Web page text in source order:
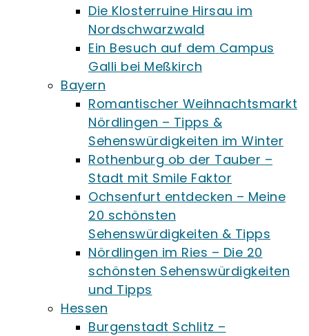
Die Klosterruine Hirsau im
Nordschwarzwald
Ein Besuch auf dem Campus
Galli bei Meßkirch
Bayern
Romantischer Weihnachtsmarkt
Nördlingen – Tipps &
Sehenswürdigkeiten im Winter
Rothenburg ob der Tauber –
Stadt mit Smile Faktor
Ochsenfurt entdecken – Meine
20 schönsten
Sehenswürdigkeiten & Tipps
Nördlingen im Ries – Die 20
schönsten Sehenswürdigkeiten
und Tipps
Hessen
Burgenstadt Schlitz –